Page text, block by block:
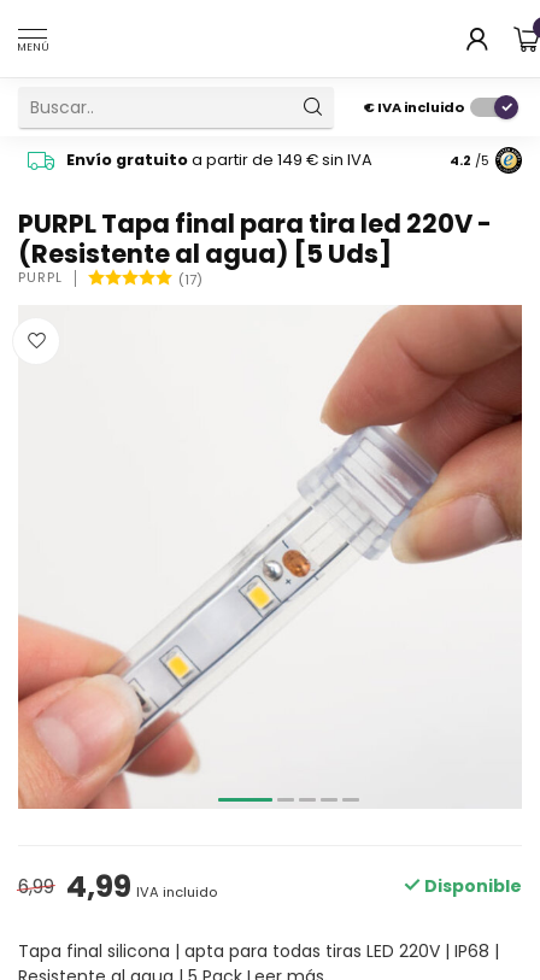
MENÚ
€IVA incluido
Envío gratuitoa partir de 149 € sin IVA Pide
4.2 /5
PURPL Tapa final para tira led 220V -
(Resistente al agua) [5 Uds]
PURPL (17)
6,99 4,99 IVA incluido Disponible
Tapa final silicona | apta para todas tiras LED 220V | IP68 |